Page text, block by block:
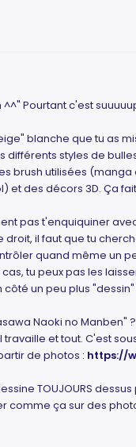
Pourtant c'est
blanche que tu as
styles de
brush utilisées
et des décors 3D. Ça
pas t'enquiquiner
il faut que tu
quand même un
tu peux pas les
côté un peu plus
Naoki no
et tout. C'est
de photos : https://
TOUJOURS
comme ça sur des